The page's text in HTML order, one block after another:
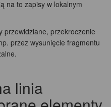
na to zapisy w lokalnym
przewidziane, przekroczenie
przez wysunięcie fragmentu
linia